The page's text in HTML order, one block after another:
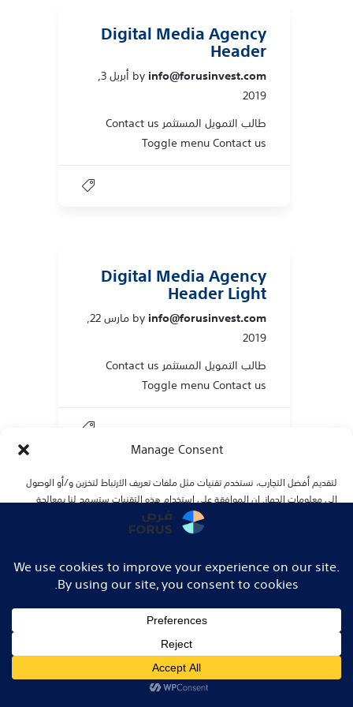
Manage Consent
لتقديم أفضل التجارب، نستخدم تقنيات مثل ملفات تعريف الارتباط لتخزين و/أو الوصول
إلى معلومات الجهاز. إن الموافقة على استخدام هذه التقنيات ستسمح لنا بمعالجة
البيانات مثل سلوك التصفح أو المعرّفات الفريدة على هذا الموقع. عدم الموافقة أو
سحب الموافقة قد يؤثر سلبًا على بعض الميزات والوظائف
Accept
Deny
View preferences
Cookie Policy
Digital Media Agency
Header
byinfo@forusinvest.com
أبريل 3,
2019
طالب التمويل المستثمر Contact us
Toggle menu Contact us
Digital Media Agency
Header Light
byinfo@forusinvest.com
مارس 22,
2019
طالب التمويل المستثمر Contact us
Toggle menu Contact us
How to update my IBAN